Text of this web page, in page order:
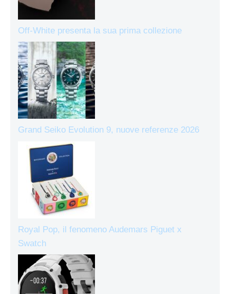
Off-White presenta la sua prima collezione
Grand Seiko Evolution 9, nuove referenze 2026
Royal Pop, il fenomeno Audemars Piguet x
Swatch